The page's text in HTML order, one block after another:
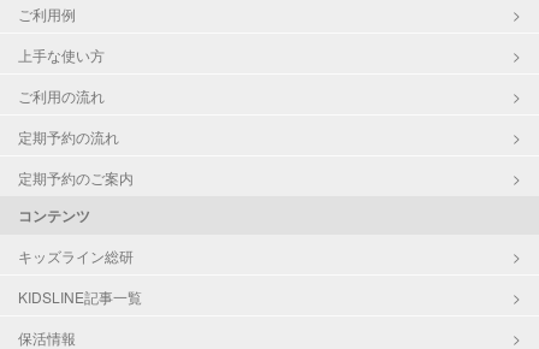
ご利用例
上手な使い方
ご利用の流れ
定期予約の流れ
定期予約のご案内
コンテンツ
キッズライン総研
KIDSLINE記事一覧
保活情報